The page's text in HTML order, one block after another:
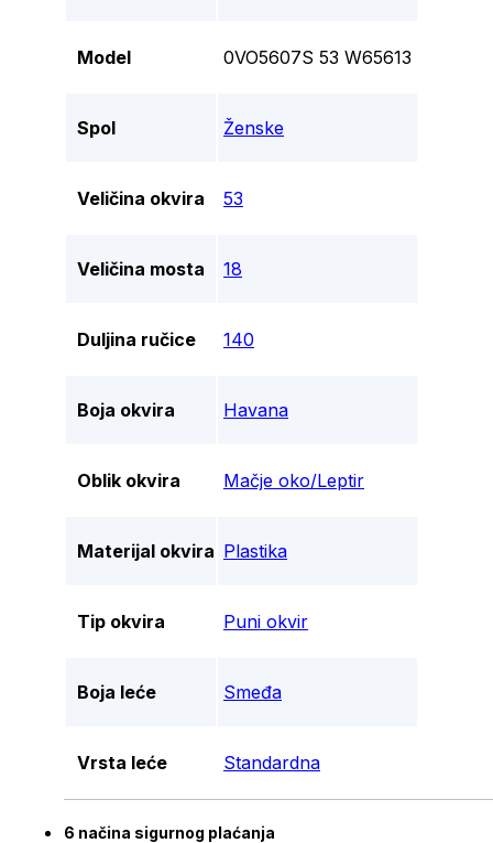
Model 0VO5607S 53 W65613
Spol Ženske
Veličina okvira 53
Veličina mosta 18
Duljina ručice 140
Boja okvira Havana
Oblik okvira Mačje oko/Leptir
Materijal okvira Plastika
Tip okvira Puni okvir
Boja leće Smeđa
Vrsta leće Standardna
6 načina sigurnog plaćanja